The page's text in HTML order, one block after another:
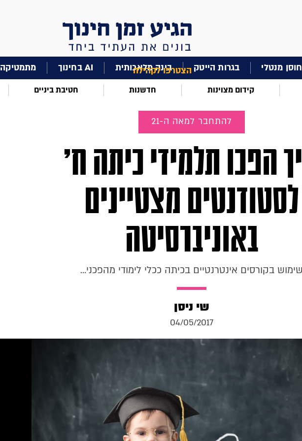
הצטרפו לקהילה חוסן מנטלי בגרות הייטק בינה מלאכותית AI בחינוך מתמטיקה
קידום מצוינות חדשנות חטיבת ביניים
להתחבר למאה ה-21
הפכו תלמידי כיתה ח'
לסטודנטים מצטיינים
באוניברסיטה
בקורסים אינטרנטיים בכיתה ככלי לימודי מהפכני...
שי ניסן
04/05/2017